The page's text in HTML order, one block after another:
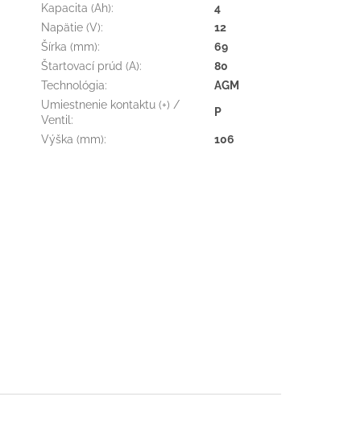
Kapacita (Ah):
4
Napätie (V):
12
Šírka (mm):
69
Štartovací prúd (A):
80
Technológia:
AGM
Umiestnenie kontaktu (+) /
Ventil :
P
Výška (mm): 106